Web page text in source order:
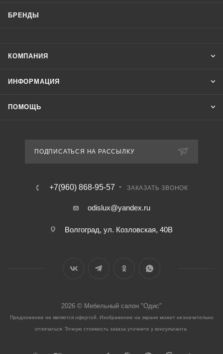
БРЕНДЫ
КОМПАНИЯ
ИНФОРМАЦИЯ
ПОМОЩЬ
ПОДПИСАТЬСЯ НА РАССЫЛКУ
+7(960) 868-95-57 ЗАКАЗАТЬ ЗВОНОК
odislux@yandex.ru
Волгоград, ул. Козловская, 40В
2026 © Мебельный салон "Одис"
Предложение не является офертой. Изображение на экране может незначительно
отличаться. Точную стоимость заказа уточните у консультанта.